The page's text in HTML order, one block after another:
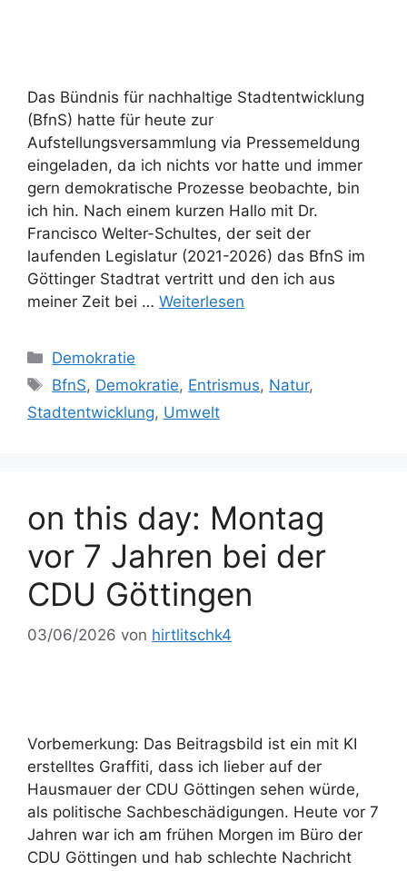
Das Bündnis für nachhaltige Stadtentwicklung
(BfnS) hatte für heute zur
Aufstellungsversammlung via Pressemeldung
eingeladen, da ich nichts vor hatte und immer
gern demokratische Prozesse beobachte, bin
ich hin. Nach einem kurzen Hallo mit Dr.
Francisco Welter-Schultes, der seit der
laufenden Legislatur (2021-2026) das BfnS im
Göttinger Stadtrat vertritt und den ich aus
meiner Zeit bei … Weiterlesen
Kategorien
Demokratie
Schlagwörter
BfnS, Demokratie, Entrismus, Natur,
Stadtentwicklung, Umwelt
on this day: Montag
vor 7 Jahren bei der
CDU Göttingen
03/06/2026 von hirtlitschk4
Vorbemerkung: Das Beitragsbild ist ein mit KI
erstelltes Graffiti, dass ich lieber auf der
Hausmauer der CDU Göttingen sehen würde,
als politische Sachbeschädigungen. Heute vor 7
Jahren war ich am frühen Morgen im Büro der
CDU Göttingen und hab schlechte Nachricht